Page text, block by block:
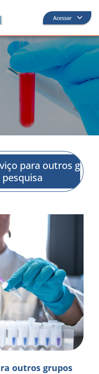
Acessar
para outros
pesquisa
outros grupos